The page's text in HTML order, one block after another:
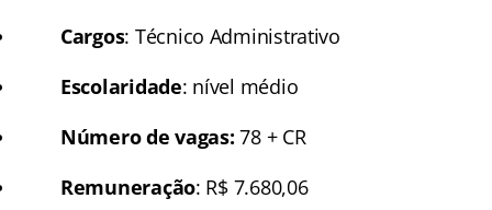
Cargos: Técnico Administrativo
Escolaridade: nível médio
Número de vagas:78 + CR
Remuneração: R$ 7.680,06